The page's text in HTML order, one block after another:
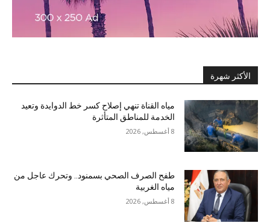
الأكثر شهرة
مياه القناة تنهي إصلاح كسر خط الدوايدة وتعيد
الخدمة للمناطق المتأثرة
8 أغسطس, 2026
طفح الصرف الصحي بسمنود.. وتحرك عاجل من
مياه الغربية
8 أغسطس, 2026